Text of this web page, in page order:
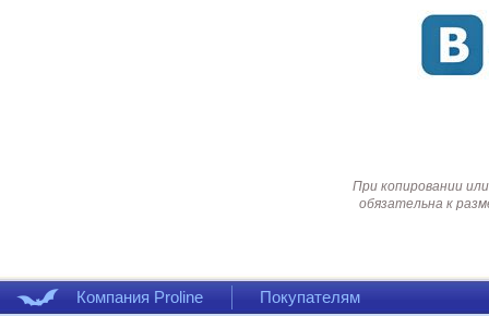
При копировании
обязательна к
Компания Proline Покупателям